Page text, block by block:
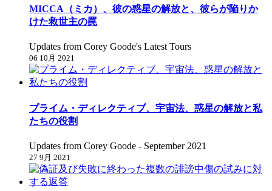
MICCA（ミカ）、彼の惑星の解放と、彼らが陥りか
けた救世主の罠
Updates from Corey Goode's Latest Tours
06 10月 2021
プライム・ディレクティブ、宇宙法、惑星の解放と私
たちの役割
Updates from Corey Goode - September 2021
27 9月 2021